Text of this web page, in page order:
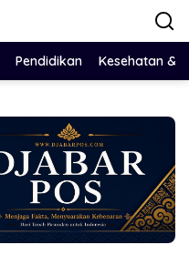
Pendidikan Kesehatan &